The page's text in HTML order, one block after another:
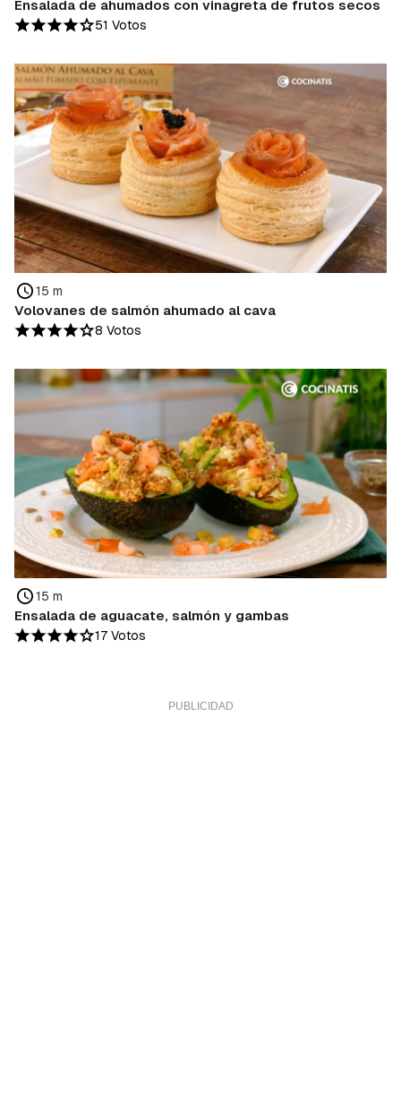
Ensalada de ahumados con vinagreta de frutos secos
51 Votos
15 m
Volovanes de salmón ahumado al cava
8 Votos
15 m
Ensalada de aguacate, salmón y gambas
17 Votos